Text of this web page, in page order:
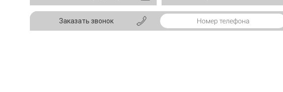
Заказать звонок